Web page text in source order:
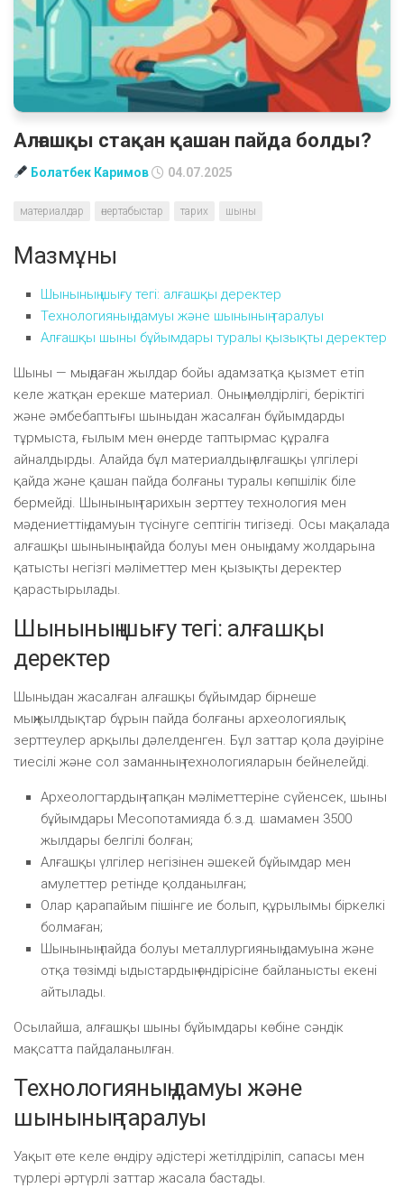
Алғашқы стақан қашан пайда болды?
Болатбек Каримов 04.07.2025
материалдар өнертабыстар тарих шыны
Мазмұны
Шынының шығу тегі: алғашқы деректер
Технологияның дамуы және шынының таралуы
Алғашқы шыны бұйымдары туралы қызықты деректер
Шыны — мыңдаған жылдар бойы адамзатқа қызмет етіп
келе жатқан ерекше материал. Оның мөлдірлігі, беріктігі
және әмбебаптығы шыныдан жасалған бұйымдарды
тұрмыста, ғылым мен өнерде таптырмас құралға
айналдырды. Алайда бұл материалдың алғашқы үлгілері
қайда және қашан пайда болғаны туралы көпшілік біле
бермейді. Шынының тарихын зерттеу технология мен
мәдениеттің дамуын түсінуге септігін тигізеді. Осы мақалада
алғашқы шынының пайда болуы мен оның даму жолдарына
қатысты негізгі мәліметтер мен қызықты деректер
қарастырылады.
Шынының шығу тегі: алғашқы
деректер
Шыныдан жасалған алғашқы бұйымдар бірнеше
мыңжылдықтар бұрын пайда болғаны археологиялық
зерттеулер арқылы дәлелденген. Бұл заттар қола дәуіріне
тиесілі және сол заманның технологияларын бейнелейді.
Археологтардың тапқан мәліметтеріне сүйенсек, шыны
бұйымдары Месопотамияда б.з.д. шамамен 3500
жылдары белгілі болған;
Алғашқы үлгілер негізінен әшекей бұйымдар мен
амулеттер ретінде қолданылған;
Олар қарапайым пішінге ие болып, құрылымы біркелкі
болмаған;
Шынының пайда болуы металлургияның дамуына және
отқа төзімді ыдыстардың өндірісіне байланысты екені
айтылады.
Осылайша, алғашқы шыны бұйымдары көбіне сәндік
мақсатта пайдаланылған.
Технологияның дамуы және
шынының таралуы
Уақыт өте келе өндіру әдістері жетілдіріліп, сапасы мен
түрлері әртүрлі заттар жасала бастады.